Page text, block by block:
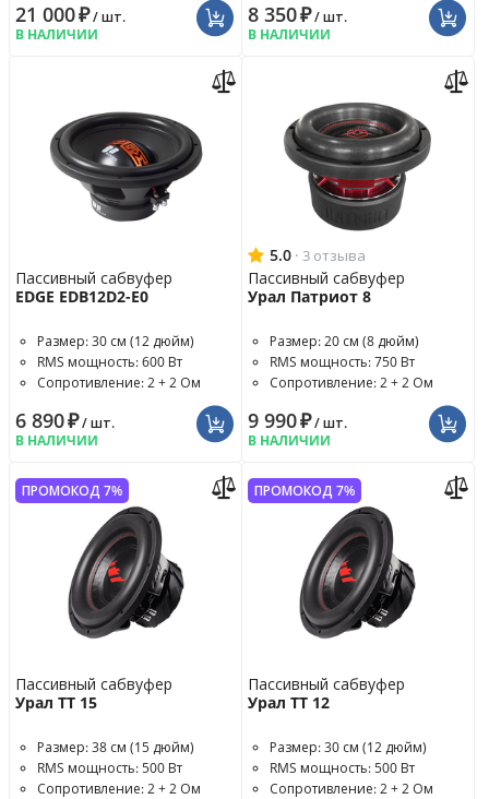
21 000₽/ шт.
В НАЛИЧИИ
8 350₽/ шт.
В НАЛИЧИИ
Пассивный сабвуфер
EDGE EDB12D2-E0
Размер: 30 см (12 дюйм)
RMS мощность: 600 Вт
Сопротивление: 2 + 2 Ом
6 890₽/ шт.
В НАЛИЧИИ
5.0 · 3 отзыва
Пассивный сабвуфер
Урал Патриот 8
Размер: 20 см (8 дюйм)
RMS мощность: 750 Вт
Сопротивление: 2 + 2 Ом
9 990₽/ шт.
В НАЛИЧИИ
ПРОМОКОД 7%
Пассивный сабвуфер
Урал ТТ 15
Размер: 38 см (15 дюйм)
RMS мощность: 500 Вт
Сопротивление: 2 + 2 Ом
ПРОМОКОД 7%
Пассивный сабвуфер
Урал ТТ 12
Размер: 30 см (12 дюйм)
RMS мощность: 500 Вт
Сопротивление: 2 + 2 Ом